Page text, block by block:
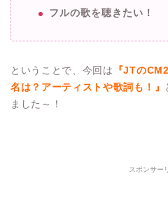
フルの歌を聴きたい！
ということで、今回は
『JTの
名は？アーティストや歌詞も！』
ました～！
スポンサー